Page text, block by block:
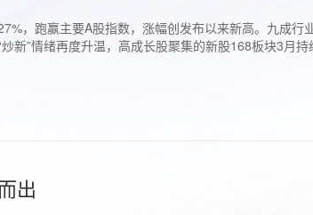
，跑赢主要A股指数，涨幅创发布以来新高。九成行
新”情绪再度升温，高成长股聚集的新股168板块3月
出